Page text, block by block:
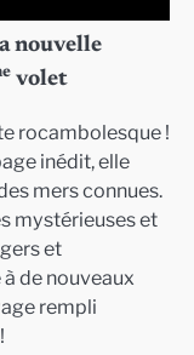
nouvelle
volet
rocambolesque !
inédit, elle
mers connues.
mystérieuses et
et
de nouveaux
rempli